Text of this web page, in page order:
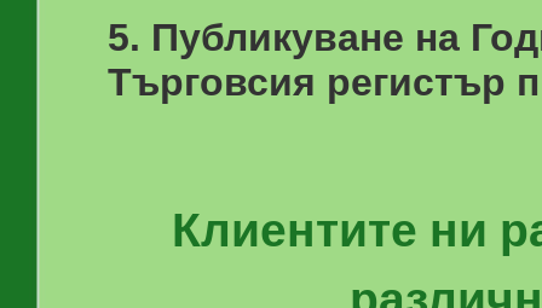
5. Публикуване на
Търговсия регистър
Клиентите ни